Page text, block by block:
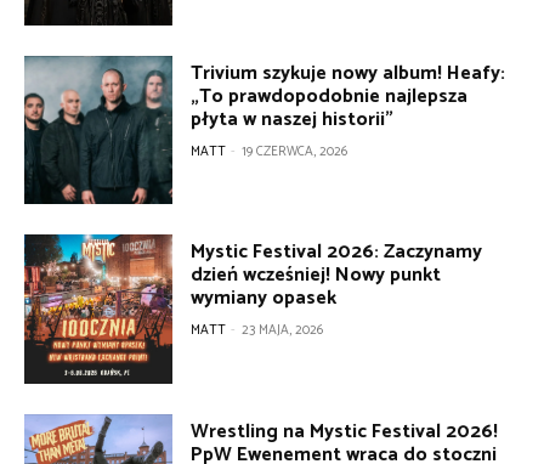
Trivium szykuje nowy album! Heafy:
„To prawdopodobnie najlepsza
płyta w naszej historii”
MATT - 19 CZERWCA, 2026
Mystic Festival 2026: Zaczynamy
dzień wcześniej! Nowy punkt
wymiany opasek
MATT - 23 MAJA, 2026
Wrestling na Mystic Festival 2026!
PpW Ewenement wraca do stoczni